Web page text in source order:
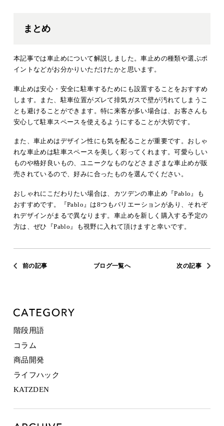
まとめ
本記事では車止めについて解説しました。車止めの種類や選ぶポ
イントなどがお分かりいただけたかと思います。
車止めは安心・安全に駐車するためにも設置することをおすすめ
します。また、駐車位置がズレて排気ガスで壁が汚れてしまうこ
とも避けることができます。特に来客が多い場合は、お客さんも
安心して駐車スペースを使えるようにすることが大切です。
また、車止めはデザイン性にも気を配ることが重要です。おしゃ
れな車止めは駐車スペースを美しく彩ってくれます。可愛らしい
ものや格好良いもの、ユニークなものなどさまざまな車止めが販
売されているので、好みに合ったものを選んでください。
おしゃれにこだわりたい場合は、カツデンの車止め『Pablo』も
おすすめです。『Pablo』は8つもバリエーションがあり、それぞ
れデザインがまるで異なります。車止めを新しく購入する予定の
方は、ぜひ『Pablo』も視野に入れて頂けますと幸いです。
前の記事 ブログ一覧へ 次の記事
階段用語
コラム
商品開発
ライフハック
KATZDEN